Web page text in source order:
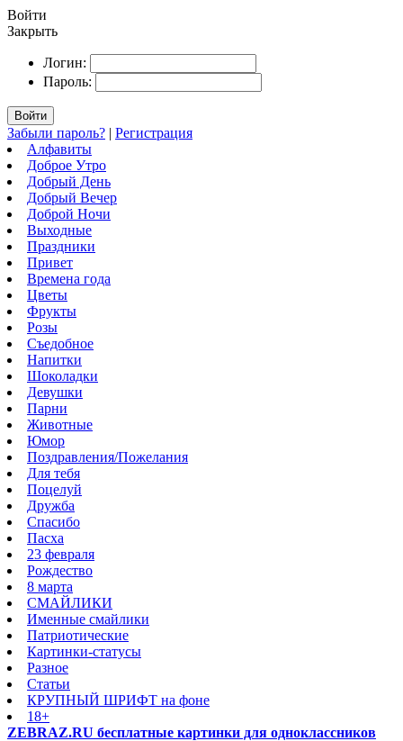
Войти
Закрыть
Логин:
Пароль:
Войти
Забыли пароль? | Регистрация
Алфавиты
Доброе Утро
Добрый День
Добрый Вечер
Доброй Ночи
Выходные
Праздники
Привет
Времена года
Цветы
Фрукты
Розы
Съедобное
Напитки
Шоколадки
Девушки
Парни
Животные
Юмор
Поздравления/Пожелания
Для тебя
Поцелуй
Дружба
Спасибо
Пасха
23 февраля
Рождество
8 марта
СМАЙЛИКИ
Именные смайлики
Патриотические
Картинки-статусы
Разное
Cтатьи
КРУПНЫЙ ШРИФТ на фоне
18+
ZEBRAZ.RU бесплатные картинки для одноклассников